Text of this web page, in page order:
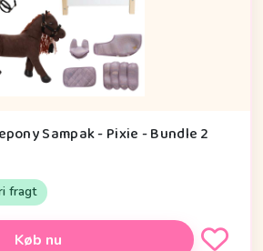
Sampak - Pixie - Bundle 2
fragt
Køb nu